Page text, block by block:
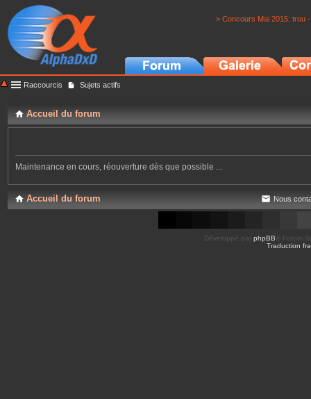
> Concours Mai 2015: trou
Raccourcis Sujets actifs
Accueil du forum
Maintenance en cours, réouverture dès que possible ...
Accueil du forum Nous
Développé par phpBB ® Forum
Traduction